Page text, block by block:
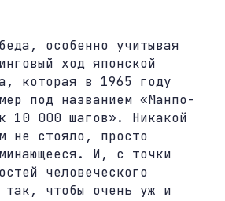
особенно учитывая
ход японской
которая в 1965 году
под названием «Манпо-
10 000 шагов». Никакой
не стояло, просто
И, с точки
человеческого
так, чтобы очень уж и